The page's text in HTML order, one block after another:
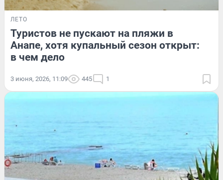
ЛЕТО
Туристов не пускают на пляжи в
Анапе, хотя купальный сезон открыт:
в чем дело
3 июня, 2026, 11:09 445 1